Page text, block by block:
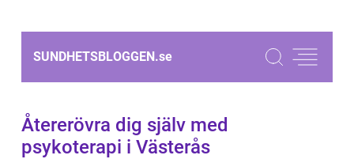
SUNDHETSBLOGGEN.se
Återerövra dig själv med
psykoterapi i Västerås